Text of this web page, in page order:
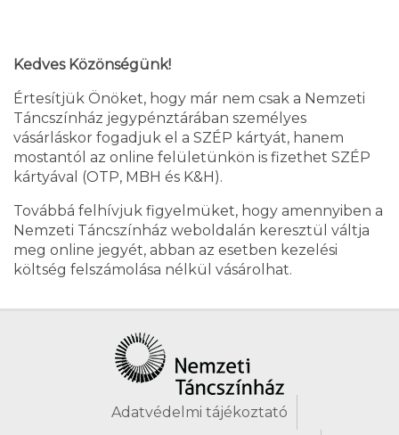
Kedves Közönségünk!
Értesítjük Önöket, hogy már nem csak a Nemzeti
Táncszínház jegypénztárában személyes
vásárláskor fogadjuk el a SZÉP kártyát, hanem
mostantól az online felületünkön is fizethet SZÉP
kártyával (OTP, MBH és K&H).
Továbbá felhívjuk figyelmüket, hogy amennyiben a
Nemzeti Táncszínház weboldalán keresztül váltja
meg online jegyét, abban az esetben kezelési
költség felszámolása nélkül vásárolhat.
Adatvédelmi tájékoztató